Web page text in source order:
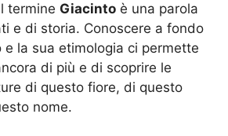
termine Giacinto è una parola
e di storia. Conoscere a fondo
e la sua etimologia ci permette
di più e di scoprire le
di questo fiore, di questo
nome.